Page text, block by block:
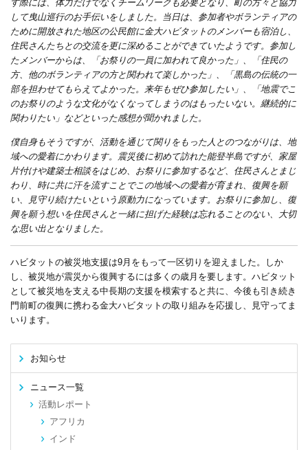
す際には、体力だけでなくチームワークも必要となり、町の方々と協力
して曳山巡行のお手伝いをしました。当日は、参加者やボランティアの
ために開放された地区の公民館に金大ハビタットのメンバーも宿泊し、
住民さんたちとの交流を更に深めることができていたようです。参加し
たメンバーからは、「お祭りの一員に加われて良かった」、「住民の
方、他のボランティアの方と関われて楽しかった」、「黒島の伝統の一
部を担わせてもらえてよかった。来年もぜひ参加したい」、「地震でこ
のお祭りのような文化がなくなってしまうのはもったいない。継続的に
関わりたい」などといった感想が聞かれました。
僕自身もそうですが、活動を通じて関りをもった人とのつながりは、地
域への愛着にかわります。震災後に初めて訪れた能登半島ですが、家屋
片付けや建築士相談をはじめ、お祭りに参加するなど、住民さんとまじ
わり、時に共に汗を流すことでこの地域への愛着が育まれ、復興を願
い、見守り続けたいという原動力になっています。お祭りに参加し、復
興を願う想いを住民さんと一緒に担げた経験は忘れることのない、大切
な思い出となりました。
ハビタットの被災地支援は9月をもって一区切りを迎えました。しか
し、被災地が震災から復興するには多くの歳月を要します。ハビタット
として被災地を支える中長期の支援を模索すると共に、今後も引き続き
門前町の復興に携わる金大ハビタットの取り組みを応援し、見守ってま
いります。
お知らせ
ニュース一覧
活動レポート
アフリカ
インド